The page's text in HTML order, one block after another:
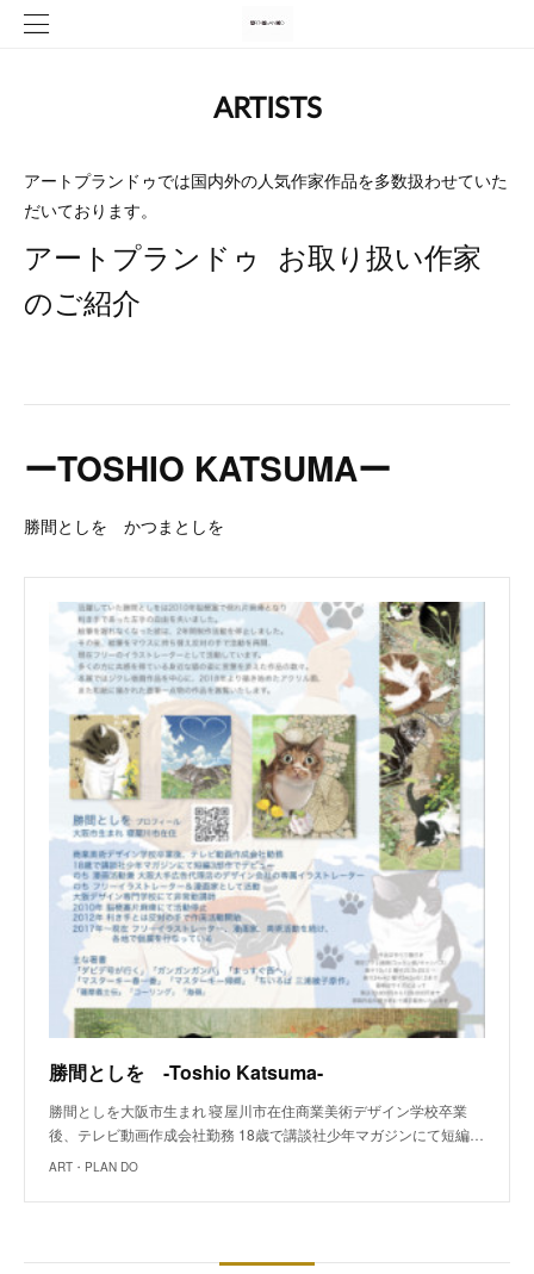
ARTISTS
アートプランドゥでは国内外の人気作家作品を多数扱わせていた
だいております。
アートプランドゥ お取り扱い作家
のご紹介
ーTOSHIO KATSUMAー
勝間としを かつまとしを
勝間としを -Toshio Katsuma-
勝間としを大阪市生まれ 寝屋川市在住商業美術デザイン学校卒業
後、テレビ動画作成会社勤務 18歳で講談社少年マガジンにて短編…
ART・PLAN DO